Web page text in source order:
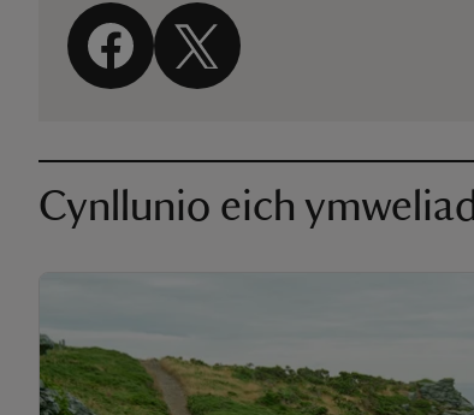
Cynllunio eich ymweliad